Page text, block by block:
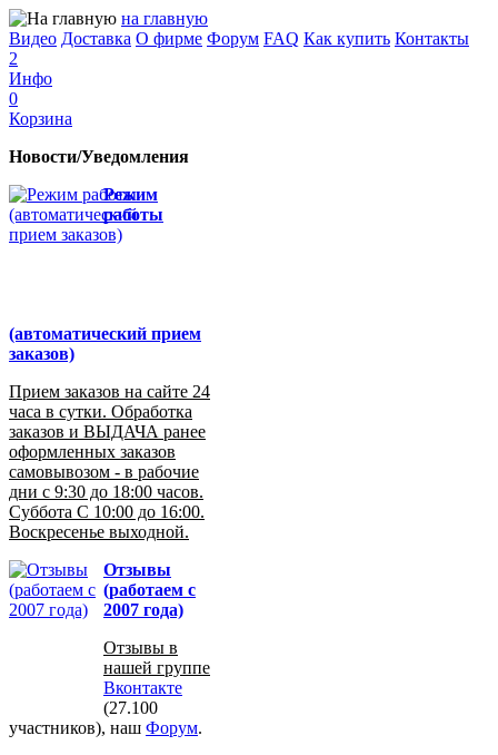
на главную
Видео Доставка О фирме Форум FAQ Как купить Контакты
2
Инфо
0
Корзина
Новости/Уведомления
Режим
работы
(автоматический прием
заказов)
Прием заказов на сайте 24
часа в сутки. Обработка
заказов и ВЫДАЧА ранее
оформленных заказов
самовывозом - в рабочие
дни с 9:30 до 18:00 часов.
Суббота С 10:00 до 16:00.
Воскресенье выходной.
Отзывы
(работаем с
2007 года)
Отзывы в
нашей группе
Вконтакте
(27.100
участников), наш Форум.